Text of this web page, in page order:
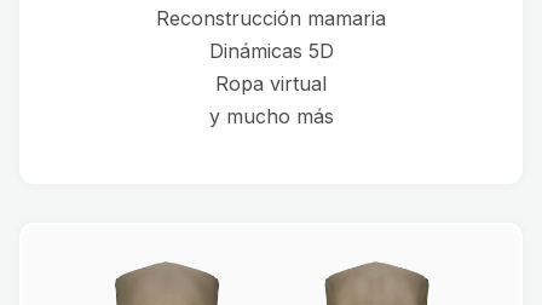
Reconstrucción mamaria
Dinámicas 5D
Ropa virtual
y mucho más